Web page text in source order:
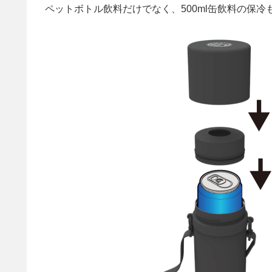
ペットボトル飲料だけでなく、500ml缶飲料の保冷